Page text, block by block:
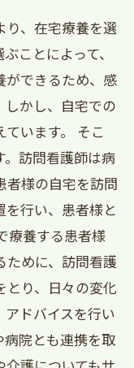
り、在宅療養を選
ことによって、
ができるため、感
かし、自宅での
います。 そこ
訪問看護師は病
者様の自宅を訪問
を行い、患者様と
療養する患者様
ために、訪問看護
とり、日々の変化
ドバイスを行い
病院とも連携を取